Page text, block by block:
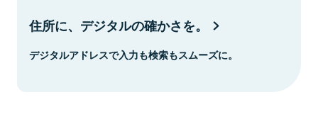
住所に、デジタルの確かさを。
デジタルアドレスで入力も検索もスムーズに。